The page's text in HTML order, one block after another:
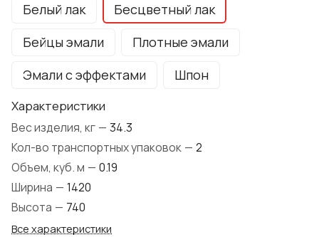
Белый лак
Бесцветный лак
Бейцы эмали
Плотные эмали
Эмали с эффектами
Шпон
Характеристики
Вес изделия, кг — 34.3
Кол-во транспортных упаковок — 2
Объем, куб. м — 0.19
Ширина — 1420
Высота — 740
Все характеристики